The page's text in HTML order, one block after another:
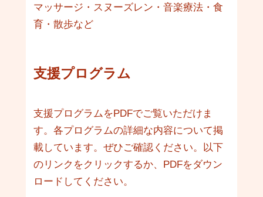
マッサージ・スヌーズレン・音楽療法・食
育・散歩など
支援プログラム
支援プログラムをPDFでご覧いただけま
す。各プログラムの詳細な内容について掲
載しています。ぜひご確認ください。以下
のリンクをクリックするか、PDFをダウン
ロードしてください。